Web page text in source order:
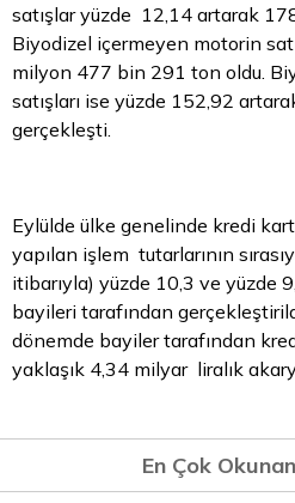
satışlar yüzde 12,14 artarak
Biyodizel içermeyen motorin
milyon 477 bin 291 ton oldu.
satışları ise yüzde 152,92
gerçekleşti.
Eylülde ülke genelinde kredi
yapılan işlem tutarlarının
itibarıyla) yüzde 10,3 ve yüzde
bayileri tarafından
dönemde bayiler tarafından
yaklaşık 4,34 milyar liralık
En Çok